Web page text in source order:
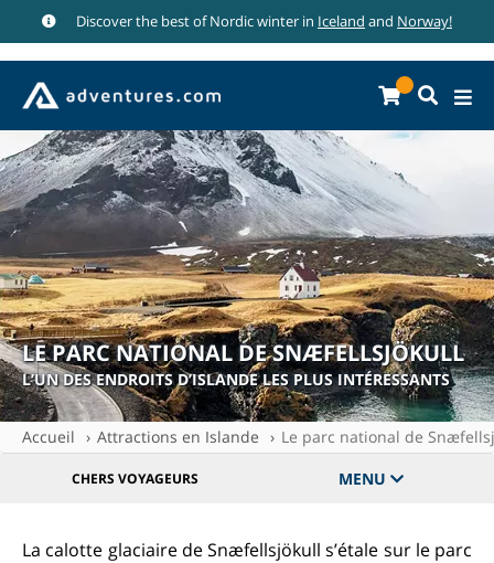
Discover the best of Nordic winter in Iceland and Norway!
LE PARC NATIONAL DE SNÆFELLSJÖKULL
L’UN DES ENDROITS D’ISLANDE LES PLUS INTÉRESSANTS
Accueil Attractions en Islande Le parc national de
CHERS VOYAGEURS MENU
La calotte glaciaire de Snæfellsjökull s’étale sur le parc